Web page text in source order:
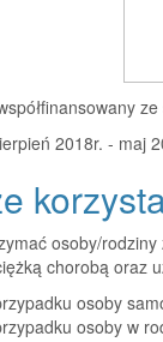
2018r. - maj
osoby/
chorobą oraz
osoby
osoby w